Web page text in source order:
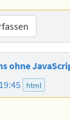
ohne
html